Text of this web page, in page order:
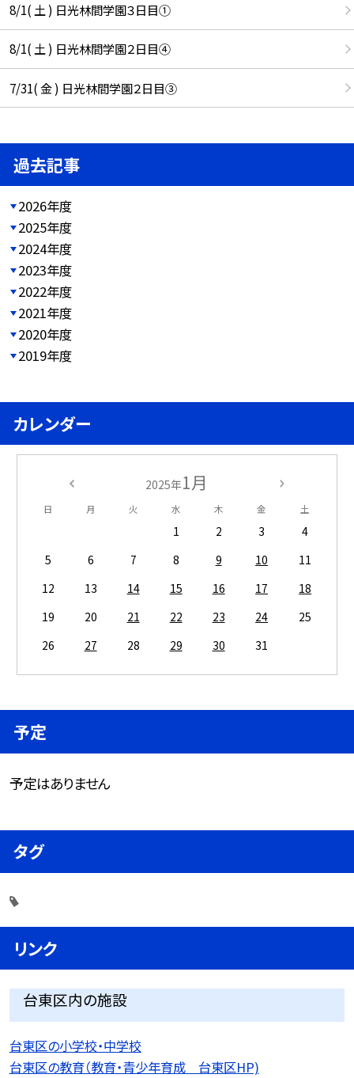
8/1( 土 ) 日光林間学園３日目①
8/1( 土 ) 日光林間学園２日目④
7/31( 金 ) 日光林間学園２日目③
過去記事
2026年度
2025年度
2024年度
2023年度
2022年度
2021年度
2020年度
2019年度
カレンダー
2025年1月
日 月 火 水 木 金 土
1 2 3
4
5
6 7 8 9 10
11
12
13 14 15 16 17
18
19
20 21 22 23 24
25
26
27 28 29 30 31
予定
予定はありません
タグ
リンク
台東区内の施設
台東区の小学校・中学校
台東区の教育（教育・青少年育成 台東区HP)